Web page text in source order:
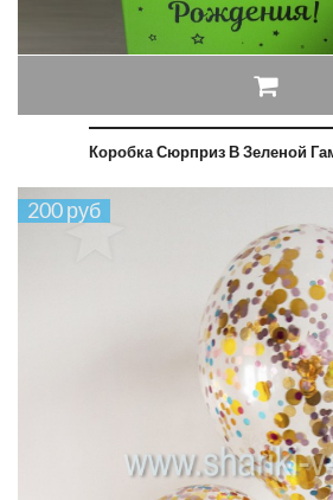
Коробка Сюрприз В Зеленой
200 руб